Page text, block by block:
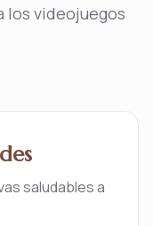
los videojuegos
saludables a